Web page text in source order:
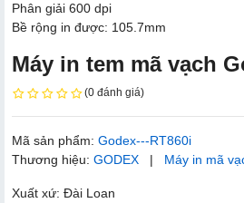
Phân giải 600 dpi
Bề rộng in được: 105.7mm
Máy in tem mã vạch
(0 đánh giá)
Mã sản phẩm: Godex---RT860i
Thương hiệu: GODEX | Máy in mã
Xuất xứ: Đài Loan